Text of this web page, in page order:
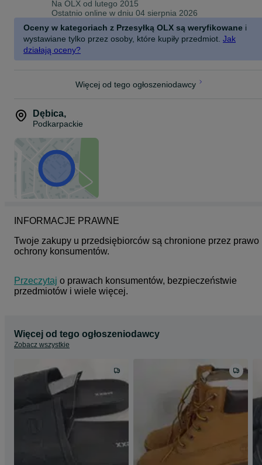
Na OLX od lutego 2015
Ostatnio online w dniu 04 sierpnia 2026
Oceny w kategoriach z Przesyłką OLX są weryfikowane i
wystawiane tylko przez osoby, które kupiły przedmiot. Jak
działają oceny?
Więcej od tego ogłoszeniodawcy
Dębica,
Podkarpackie
INFORMACJE PRAWNE
Twoje zakupy u przedsiębiorców są chronione przez prawo
ochrony konsumentów.
Przeczytaj o prawach konsumentów, bezpieczeństwie
przedmiotów i wiele więcej.
Więcej od tego ogłoszeniodawcy
Zobacz wszystkie